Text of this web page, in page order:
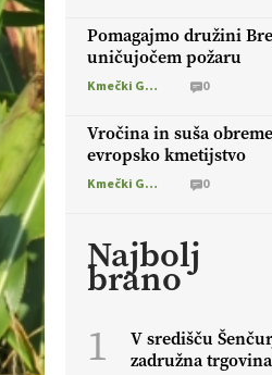
Pomagajmo družini
uničujočem požaru
Kmečki Glas 0
Vročina in suša
evropsko kmetijstvo
Kmečki Glas 0
Najbolj
brano
1
V središču
zadružna trgovina